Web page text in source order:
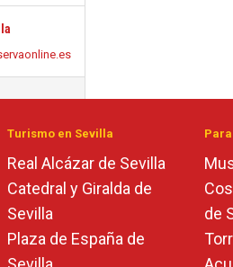
Turismo en Sevilla
Real Alcázar de Sevilla
Catedral y Giralda de
Sevilla
Plaza de España de
de